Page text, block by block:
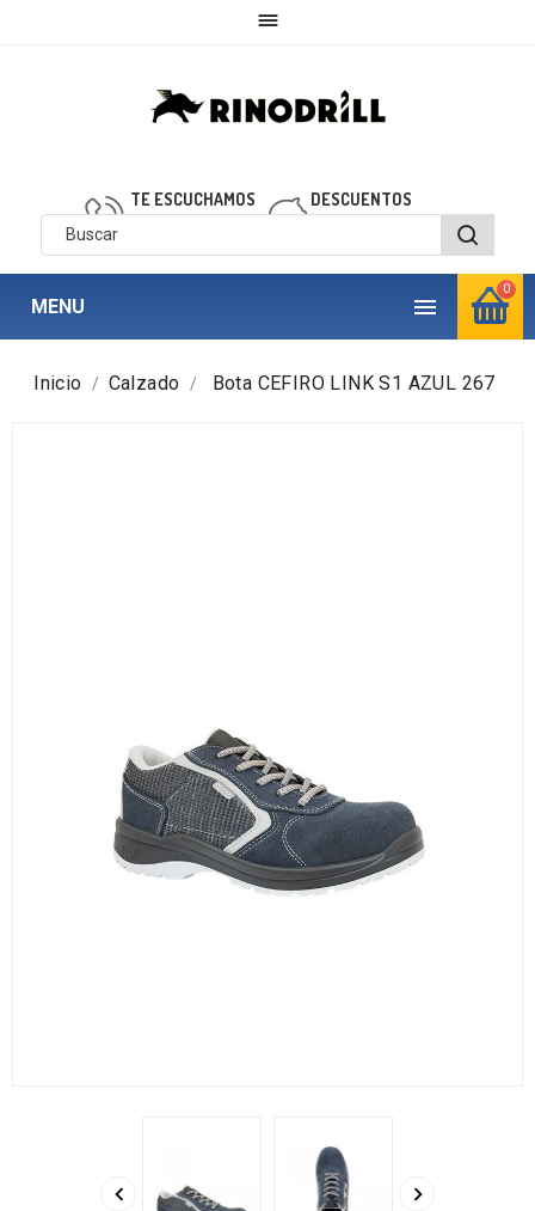

0
TE ESCUCHAMOS
910 850 040
DESCUENTOS
personalizados

MENU
Inicio Calzado Bota CEFIRO LINK S1 AZUL 267
 